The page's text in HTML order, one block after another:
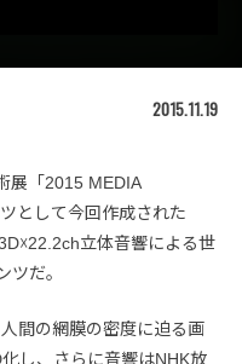
2015.11.19
展「2015 MEDIA
として今回作成された
立体音響による世
だ。
間の網膜の密度に迫る画
し、さらに音響はNHK放